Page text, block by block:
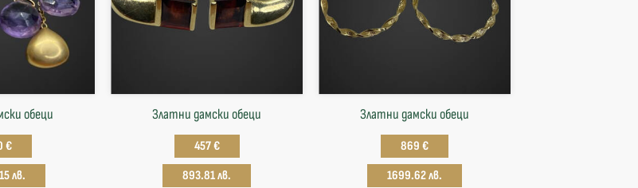
обеци
€
лв.
Златни дамски обеци
457 €
893.81 лв.
Златни дамски обеци
869 €
1699.62 лв.